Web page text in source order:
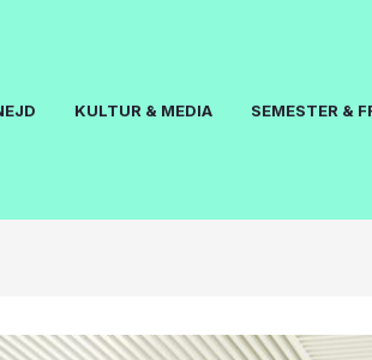
KULTUR & MEDIA SEMESTER &